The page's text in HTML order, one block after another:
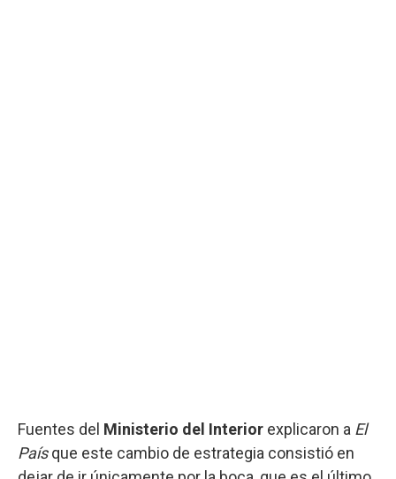
Fuentes del Ministerio del Interior explicaron a El
Paísque este cambio de estrategia consistió en